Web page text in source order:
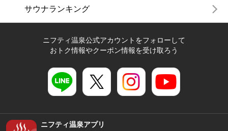
サウナランキング
ニフティ温泉公式アカウントをフォローして
おトク情報やクーポン情報を受け取ろう
ニフティ温泉アプリ